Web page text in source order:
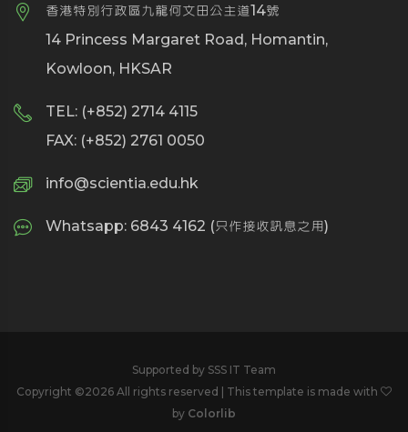
香港特別行政區九龍何文田公主道14號
14 Princess Margaret Road, Homantin,
Kowloon, HKSAR
TEL: (+852) 2714 4115
FAX: (+852) 2761 0050
info@scientia.edu.hk
Whatsapp: 6843 4162 (只作接收訊息之用)
Supported by SSS IT Team
Copyright ©2026 All rights reserved | This template is made with
by Colorlib